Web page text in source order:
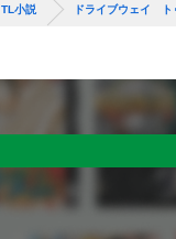
TL小説 ドライブウェイ